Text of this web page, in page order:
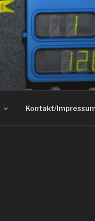
Kontakt/